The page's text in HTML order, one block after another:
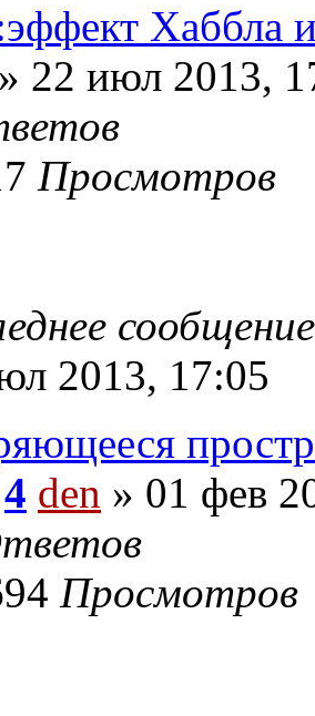
Хаббла
» 22 июл 2013,
Просмотров
2013, 17:05
4 den » 01 фев
Просмотров